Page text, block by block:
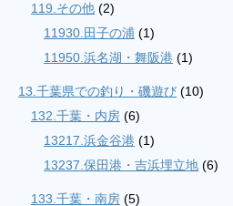
119.その他 (2)
11930.田子の浦 (1)
11950.浜名湖・舞阪港 (1)
13.千葉県での釣り・磯遊び (10)
132.千葉・内房 (6)
13217.浜金谷港 (1)
13237.保田港・吉浜埋立地 (6)
133.千葉・南房 (5)